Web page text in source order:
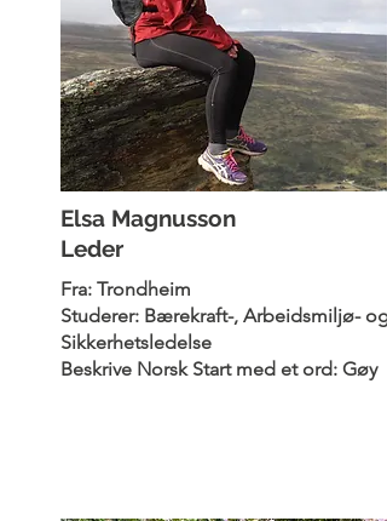
Elsa Magnusson
Leder
Fra: Trondheim
Studerer: Bærekraft-, Arbeidsmiljø- og
Sikkerhetsledelse
Beskrive Norsk Start med et ord: Gøy